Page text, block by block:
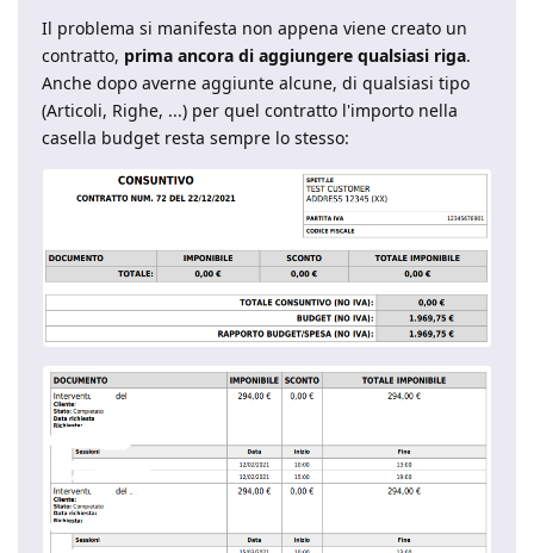
Il problema si manifesta non appena viene creato un
contratto, prima ancora di aggiungere qualsiasi riga.
Anche dopo averne aggiunte alcune, di qualsiasi tipo
(Articoli, Righe, ...) per quel contratto l'importo nella
casella budget resta sempre lo stesso: